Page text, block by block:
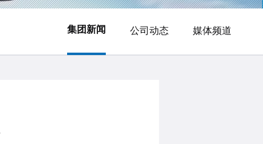
集团新闻 公司动态 媒体频道